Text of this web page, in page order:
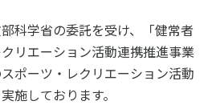
国際情報
知る学ぶ
査・研究
科学省の委託を受け、「健常者
リエーション活動連携推進事業
ポーツ・レクリエーション活動
施しております。